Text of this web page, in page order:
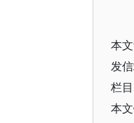
本
发
栏目
本